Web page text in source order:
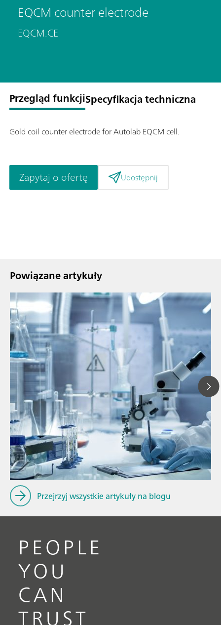
EQCM counter electrode
EQCM.CE
Przegląd funkcjiSpecyfikacja techniczna
Gold coil counter electrode for Autolab EQCM cell.
Zapytaj o ofertę Udostępnij
Powiązane artykuły
// Artykuł
// Elektrochemia
// Ogólna wiedza
Przejrzyj wszystkie artykuły na blogu
PEOPLE
YOU
CAN
TRUST